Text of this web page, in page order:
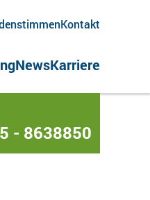
- 8638850
Kontakt
NewsKarriere